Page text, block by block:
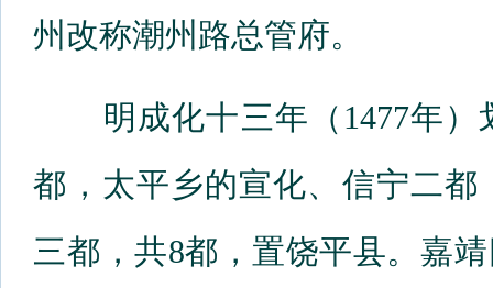
州改称潮州路总管府。
明成化十三年（1477年）
都，太平乡的宣化、信宁二
三都，共8都，置饶平县。嘉